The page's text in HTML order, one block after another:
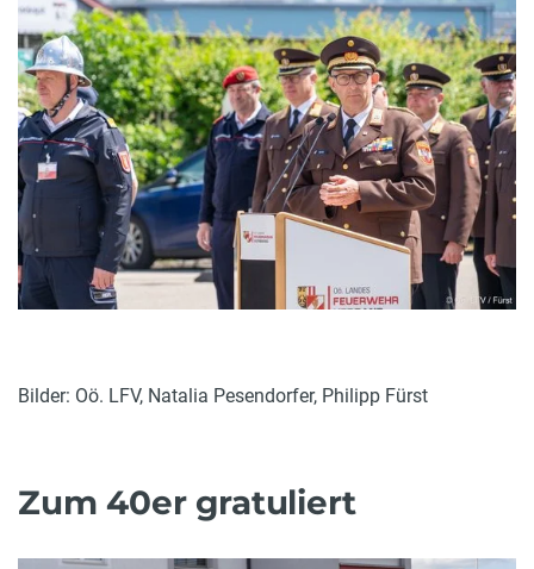
Bilder: Oö. LFV, Natalia Pesendorfer, Philipp Fürst
Zum 40er gratuliert